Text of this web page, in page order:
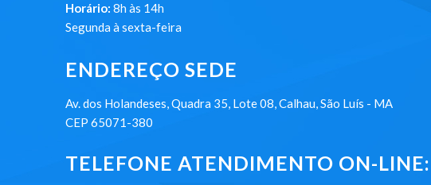
Horário: 8h às 14h
Segunda à sexta-feira
ENDEREÇO SEDE
Av. dos Holandeses, Quadra 35, Lote 08, Calhau, São Luís - MA
CEP 65071-380
TELEFONE ATENDIMENTO ON-LINE: